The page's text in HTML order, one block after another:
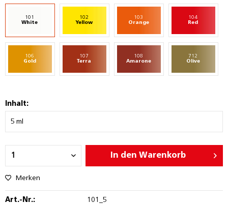
101
White
102
Yellow
103
Orange
104
Red
106
Gold
107
Terra
108
Amarone
712
Olive
Inhalt:
In den Warenkorb
Merken
Art.-Nr.: 101_5